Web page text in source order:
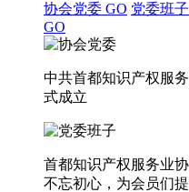
协会党委 GO 党委班子
GO
中共首都知识产权服
式成立
首都知识产权服务业
不忘初心，为会员们提